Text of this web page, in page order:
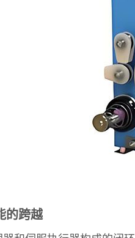
的跨越